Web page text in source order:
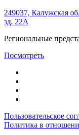
249037, Калужская
зд. 22А
Региональные
Посмотреть
Пользовательское
Политика в